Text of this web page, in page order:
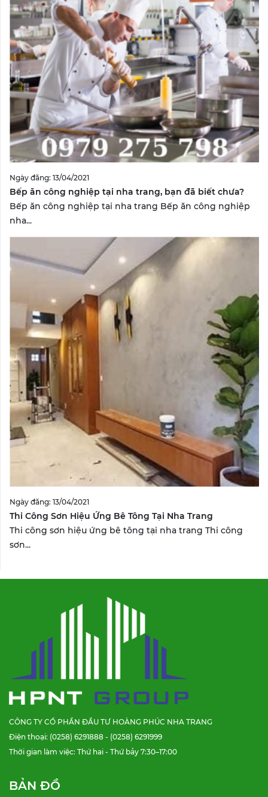
Ngày đăng: 13/04/2021
Bếp ăn công nghiệp tại nha trang, bạn đã biết chưa?
Bếp ăn công nghiệp tại nha trang Bếp ăn công nghiệp
nha...
Ngày đăng: 13/04/2021
Thi Công Sơn Hiệu Ứng Bê Tông Tại Nha Trang
Thi công sơn hiệu ứng bê tông tại nha trang Thi công
sơn...
CÔNG TY CỔ PHẦN ĐẦU TƯ HOÀNG PHÚC NHA TRANG
Điện thoại: (0258) 6291888 - (0258) 6291999
Thời gian làm việc: Thứ hai - Thứ bảy 7:30–17:00
BẢN ĐỒ